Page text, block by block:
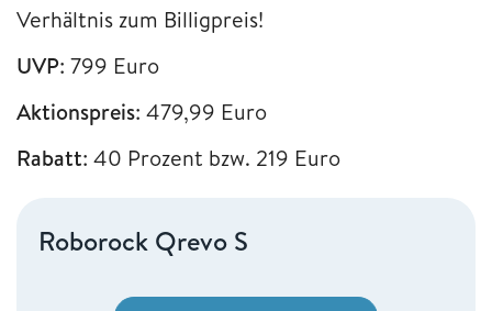
Verhältnis zum Billigpreis!
UVP: 799 Euro
Aktionspreis: 479,99 Euro
Rabatt: 40 Prozent bzw. 219 Euro
Roborock Qrevo S